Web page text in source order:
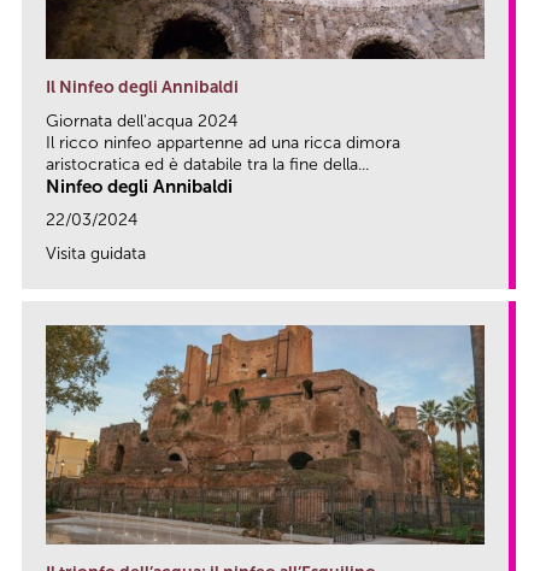
Il Ninfeo degli Annibaldi
Giornata dell'acqua 2024
Il ricco ninfeo appartenne ad una ricca dimora
aristocratica ed è databile tra la fine della...
Ninfeo degli Annibaldi
22/03/2024
Visita guidata